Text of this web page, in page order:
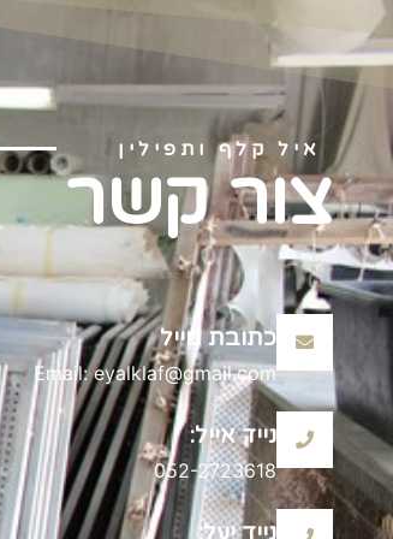
איל קלף ותפילין
צור קשר
כתובת מייל
Email: eyalklaf@gmail.com
נייד אייל:
052-2723618
נייד יעל: